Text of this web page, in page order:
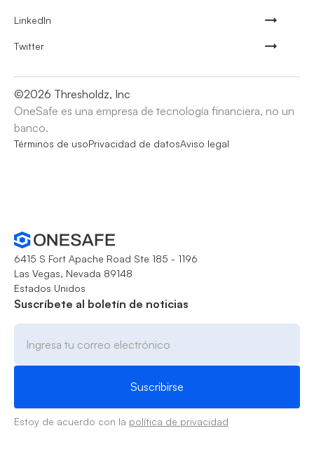
LinkedIn
Twitter
©2026 Thresholdz, Inc
OneSafe es una empresa de tecnología financiera, no un
banco.
Términos de usoPrivacidad de datosAviso legal
6415 S Fort Apache Road Ste 185 - 1196
Las Vegas, Nevada 89148
Estados Unidos
Suscríbete al boletín de noticias
Estoy de acuerdo con la política de privacidad